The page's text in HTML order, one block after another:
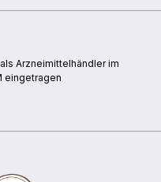
Arzneimittelhändler im
eingetragen